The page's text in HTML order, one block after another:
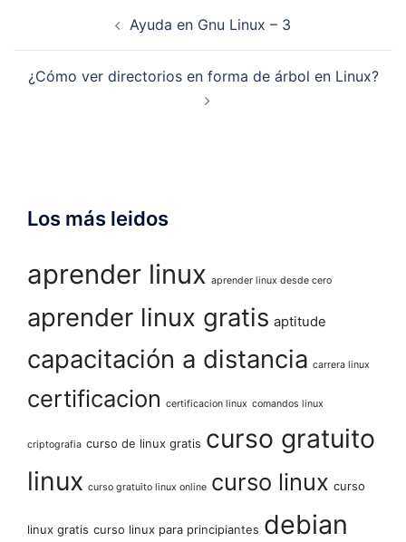
Ayuda en Gnu Linux – 3
¿Cómo ver directorios en forma de árbol en Linux?
Los más leidos
aprender linux aprender linux desde cero
aprender linux gratis aptitude
capacitación a distancia carrera linux
certificacion certificacion linux comandos linux
criptografia curso de linux gratis curso gratuito
linux curso gratuito linux online curso linux curso
linux gratis curso linux para principiantes debian